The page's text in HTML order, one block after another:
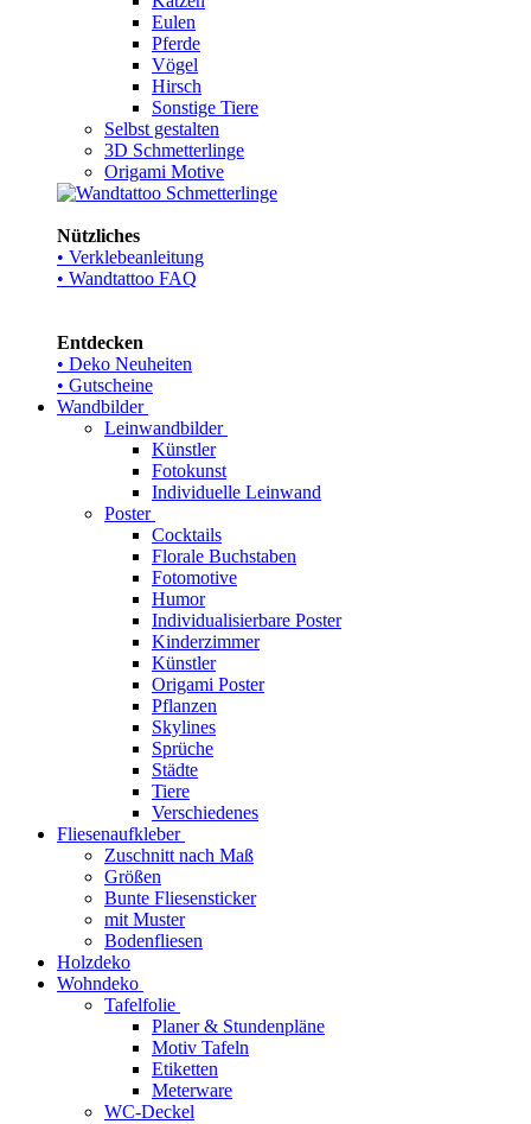
Eulen
Pferde
Vögel
Hirsch
Sonstige Tiere
Selbst gestalten
3D Schmetterlinge
Origami Motive
Nützliches
• Verklebeanleitung
• Wandtattoo FAQ
Entdecken
• Deko Neuheiten
• Gutscheine
Wandbilder
Leinwandbilder
Künstler
Fotokunst
Individuelle Leinwand
Poster
Cocktails
Florale Buchstaben
Fotomotive
Humor
Individualisierbare Poster
Kinderzimmer
Künstler
Origami Poster
Pflanzen
Skylines
Sprüche
Städte
Tiere
Verschiedenes
Fliesenaufkleber
Zuschnitt nach Maß
Größen
Bunte Fliesensticker
mit Muster
Bodenfliesen
Holzdeko
Wohndeko
Tafelfolie
Planer & Stundenpläne
Motiv Tafeln
Etiketten
Meterware
WC-Deckel